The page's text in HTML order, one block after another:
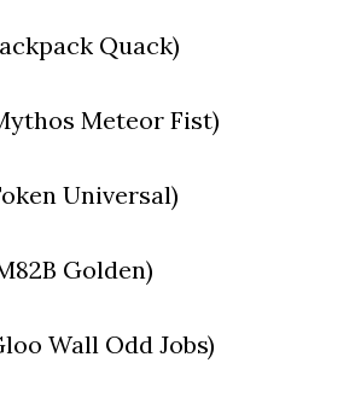
Quack)
Meteor Fist)
Universal)
Golden)
Wall Odd Jobs)